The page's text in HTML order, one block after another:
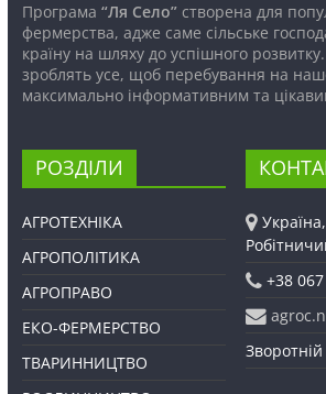
Програма “Ля Село”створена для
фермерства, адже саме сільське
країну на шляху до успішного
зроблять усе, щоб перебування на
максимально інформативним та
РОЗДІЛИ
АГРОТЕХНІКА
АГРОПОЛІТИКА
АГРОПРАВО
ЕКО-ФЕРМЕРСТВО
ТВАРИННИЦТВО
+38
Зворотній